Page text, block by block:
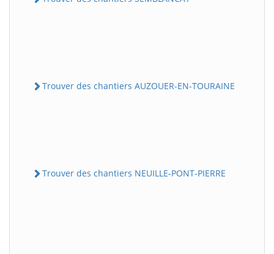
Trouver des chantiers AUZOUER-EN-TOURAINE
Trouver des chantiers NEUILLE-PONT-PIERRE